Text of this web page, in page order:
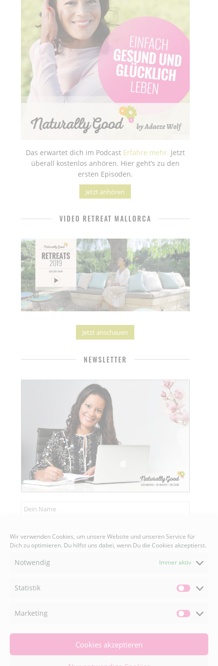
Wir verwenden Cookies, um unsere Website und unseren Service für
Dich zu optimieren. Du hilfst uns dabei, wenn Du die Cookies akzeptierst.
Notwendig Immer aktiv
Statistik
Marketing
Cookies akzeptieren
Das erwartet dich im Podcast Erfahre mehr. Jetzt
überall kostenlos anhören. Hier geht’s zu den
ersten Episoden.
Jetzt anhören
VIDEO RETREAT MALLORCA
Jetzt anschauen
NEWSLETTER
Senden

INSTAGRAM